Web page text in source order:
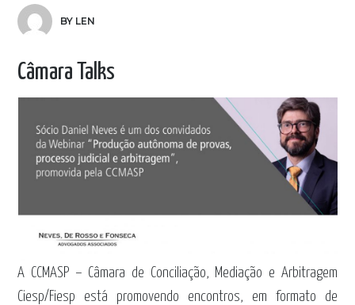
BY LEN
Câmara Talks
A CCMASP – Câmara de Conciliação, Mediação e Arbitragem
Ciesp/Fiesp está promovendo encontros, em formato de